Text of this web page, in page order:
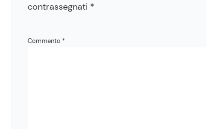
contrassegnati *
Commento *